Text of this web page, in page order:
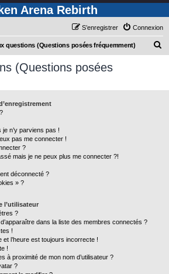
Arena Rebirth
Connexion
S’enregistrer
questions (Questions posées fréquemment)
(Questions posées
je n’y parviens pas !
pas me connecter !
?
mais je ne peux plus me connecter ?!
déconnecté ?
» ?
l’utilisateur
?
dans la liste des membres connectés ?
!
et l’heure est toujours incorrecte !
!
à proximité de mon nom d’utilisateur ?
?